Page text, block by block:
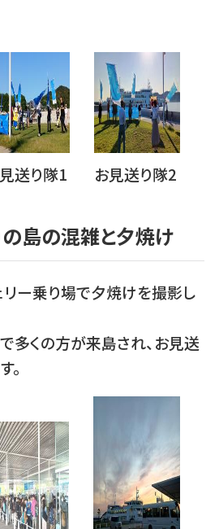
送り隊1 お見送り隊2
の島の混雑と夕焼け
ー乗り場で夕焼けを撮影し
多くの方が来島され、お見送
。